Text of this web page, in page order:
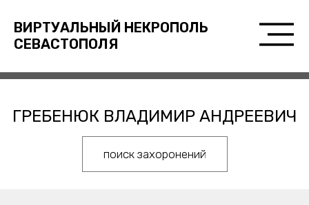
ВИРТУАЛЬНЫЙ НЕКРОПОЛЬ
СЕВАСТОПОЛЯ
ГРЕБЕНЮК ВЛАДИМИР АНДРЕЕВИЧ
поиск захоронений